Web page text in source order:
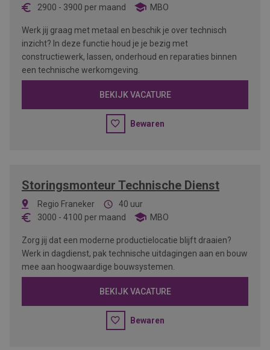
2900 - 3900 per maand MBO
Werk jij graag met metaal en beschik je over technisch
inzicht? In deze functie houd je je bezig met
constructiewerk, lassen, onderhoud en reparaties binnen
een technische werkomgeving.
BEKIJK VACATURE
Bewaren
Storingsmonteur Technische Dienst
Regio Franeker
40 uur
3000 - 4100 per maand MBO
Zorg jij dat een moderne productielocatie blijft draaien?
Werk in dagdienst, pak technische uitdagingen aan en bouw
mee aan hoogwaardige bouwsystemen.
BEKIJK VACATURE
Bewaren